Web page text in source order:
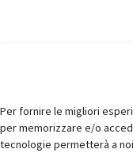
Per fornire le migliori
per memorizzare e/o
tecnologie permetterà a